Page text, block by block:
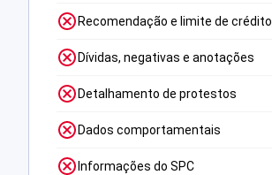
Recomendação e limite de crédito
Dívidas, negativas e anotações
Detalhamento de protestos
Dados comportamentais
Informações do SPC